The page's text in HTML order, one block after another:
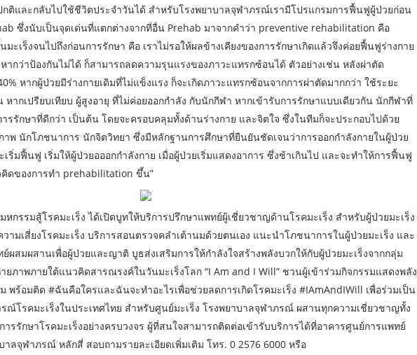
ติและกลับไปใช้ชีวิตประจำวันได้ สำหรับโรงพยาบาลจุฬาภรณ์เรามีโปรแกรมการฟื้นฟูผู้ป่วยก่อน
ซึ่งนับเป็นจุดเด่นที่แตกต่างจากที่อื่น Prehab มาจากคำว่า preventive rehabilitation คือ
ะเร็งจนไปถึงก่อนการรักษา คือ เราไม่รอให้ผลข้างเคียงของการรักษาเกิดแล้วจึงค่อยฟื้นฟูร่างกาย
ากว่าป้องกันไม่ได้ ก็สามารถลดความรุนแรงของภาวะแทรกซ้อนได้ ตัวอย่างเช่น หลังผ่าตัด
หากผู้ป่วยมีร่างกายเดิมที่ไม่แข็งแรง ก็จะเกิดภาวะแทรกซ้อนจากการผ่าตัดมากกว่า ใช้ระยะ
ากเปรียบเทียบ ผู้สูงอายุ ที่ไม่ค่อยออกกำลัง กับนักกีฬา หากเข้ารับการรักษาแบบเดียวกัน นักกีฬาที่
รรักษาที่ดีกว่า เป็นต้น โดยจะครอบคลุมทั้งด้านร่างกาย และจิตใจ ซึ่งในทีมก็จะประกอบไปด้วย
พ นักโภชนาการ นักจิตวิทยา ซึ่งมีหลักฐานการศึกษาที่ยืนยันชัดเจนว่าการออกกำลังกายในผู้ป่วย
เริ่มฟื้นฟู เริ่มให้ผู้ป่วยอออกกำลังกาย เมื่อผู้ป่วยเริ่มแสดงอาการ ซึ่งช้าเกินไป และจะทำให้การฟื้นฟู
คิดของการทำ prehabilitation ขึ้น”
กรรมสู้โรคมะเร็ง ได้เปิดบูทให้บริการปรึกษาแพทย์ผู้เชี่ยวชาญด้านโรคมะเร็ง สำหรับผู้ป่วยมะเร็ง
ามเสี่ยงโรคมะเร็ง บริการสอนตรวจคลำเต้านมด้วยตนเอง แนะนำโภชนาการในผู้ป่วยมะเร็ง และ
ผสมผสานเพื่อผู้ป่วยและญาติ บูธส่งเสริมการให้กำลังใจสร้างพลังบวกให้กับผู้ป่วยมะเร็งจากกลุ่ม
ยภาพภายใต้แนวคิดสารณรงค์ในวันมะเร็งโลก “I Am and I Will” ชวนผู้เข้าร่วมกิจกรรมแสดงพลัง
พร้อมติด #ฉันคือใครและฉันจะทำอะไรเพื่อช่วยลดการเกิดโรคมะเร็ง #IAmAndIWill เพื่อร่วมเป็น
ณ์โรคมะเร็งในประเทศไทย สำหรับศูนย์มะเร็ง โรงพยาบาลจุฬาภรณ์ ผสานทุกความเชี่ยวชาญทั้ง
รรักษาโรคมะเร็งอย่างครบวงจร ผู้ที่สนใจสามารถติดต่อเข้ารับบริการได้ที่อาคารศูนย์การแพทย์
ลจุฬาภรณ์ หลักสี่ สอบถามรายละเอียดเพิ่มเติม โทร. 0 2576 6000 หรือ